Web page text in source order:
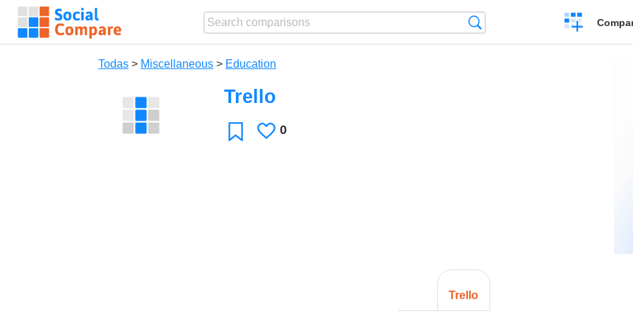
Crear
una
Todas > Miscellaneous > Education
Trello
Favoritos
Le
0
Trello